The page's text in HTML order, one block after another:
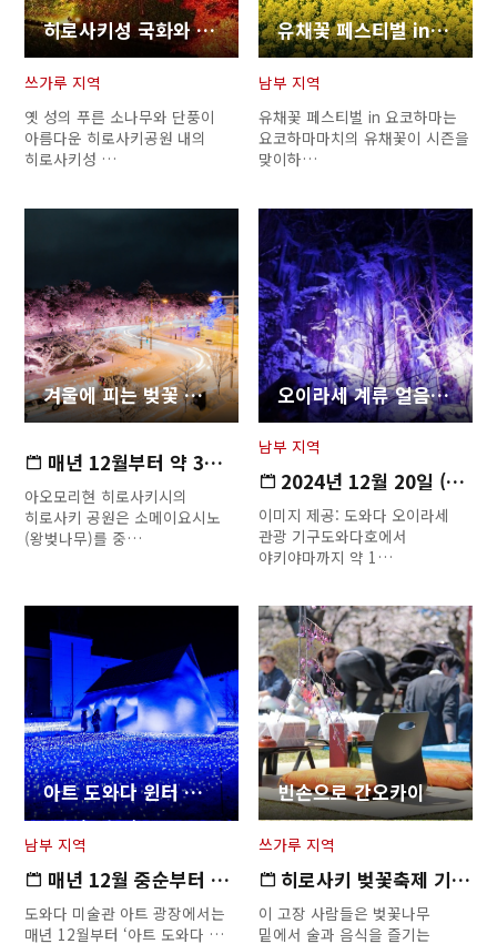
히로사키성 국화와 단풍축제
쓰가루 지역
옛 성의 푸른 소나무와 단풍이
아름다운 히로사키공원 내의
히로사키성 …
유채꽃 페스티벌 in 요코하마
남부 지역
유채꽃 페스티벌 in 요코하마는
요코하마마치의 유채꽃이 시즌을
맞이하…
겨울에 피는 벚꽃 라이트 업
매년 12월부터 약 3개월간 (자…
아오모리현 히로사키시의
히로사키 공원은 소메이요시노
(왕벚나무)를 중…
오이라세 계류 얼음 폭포 투어
남부 지역
2024년 12월 20일 (금요일) ~ …
이미지 제공: 도와다 오이라세
관광 기구도와다호에서
야키야마까지 약 1…
아트 도와다 윈터 일루미네이션
남부 지역
매년 12월 중순부터 3개월 정…
도와다 미술관 아트 광장에서는
매년 12월부터 ‘아트 도와다 …
빈손으로 간오카이
쓰가루 지역
히로사키 벚꽃축제 기간한정 1…
이 고장 사람들은 벚꽃나무
밑에서 술과 음식을 즐기는